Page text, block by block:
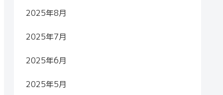
2025年8月
2025年7月
2025年6月
2025年5月